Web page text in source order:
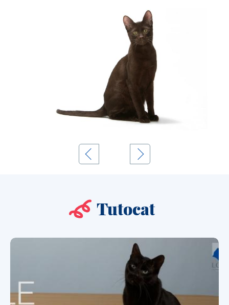
Tutocat